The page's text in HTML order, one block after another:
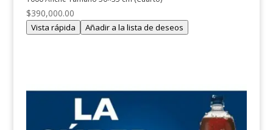
$390,000.00
Vista rápida Añadir a la lista de deseos